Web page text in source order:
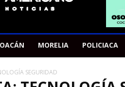
MORELIA POLICIACA
SEGURIDAD